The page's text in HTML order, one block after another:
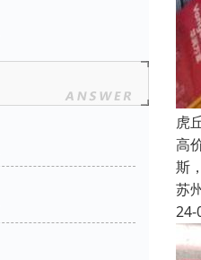
虎
高
斯
苏
24-